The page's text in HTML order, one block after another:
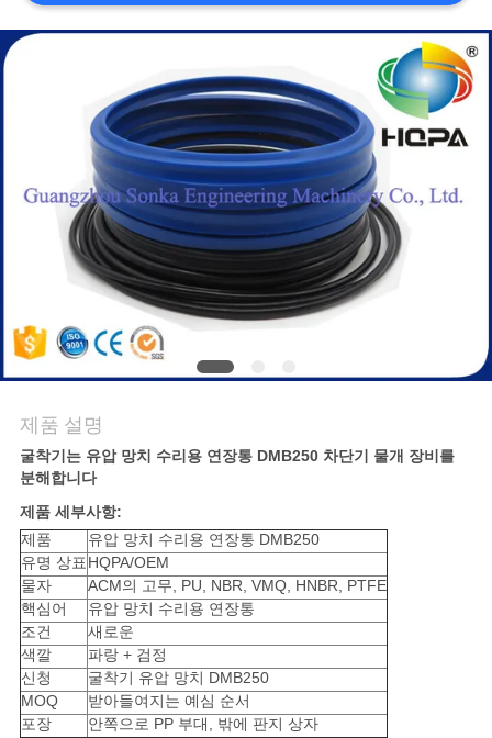
질
관
사
맵
PRIVACY
POLICY
제품 설명
굴착기는 유압 망치 수리용 연장통 DMB250 차단기 물개 장비를
분해합니다
제품 세부사항:
제품
유압 망치 수리용 연장통 DMB250
유명 상표HQPA/OEM
물자
ACM의 고무, PU, NBR, VMQ, HNBR, PTFE
핵심어
유압 망치 수리용 연장통
조건
새로운
색깔
파랑 + 검정
신청
굴착기 유압 망치 DMB250
MOQ
받아들여지는 예심 순서
포장
안쪽으로 PP 부대, 밖에 판지 상자